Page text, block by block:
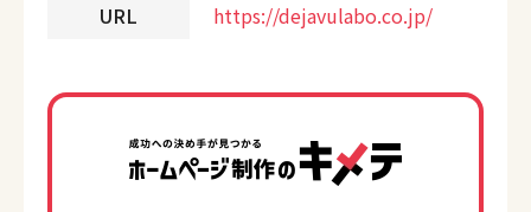
URL
https://dejavulabo.co.jp/